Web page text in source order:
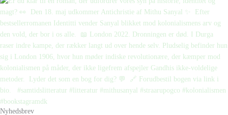
Nyhedsbrev